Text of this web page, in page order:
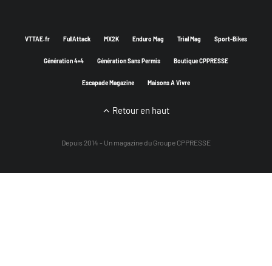
VTTAE.fr FullAttack MX2K Enduro Mag Trial Mag Sport-Bikes
Génération 4×4 Génération Sans Permis Boutique CPPRESSE
Escapade Magazine Maisons A Vivre
Retour en haut
Depuis 2014 - Un magazine du Groupe CPPRESSE